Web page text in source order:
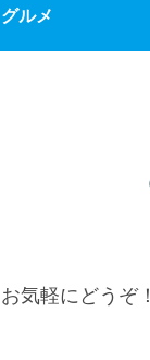
グルメ
気軽にどうぞ！